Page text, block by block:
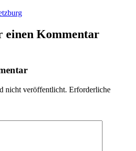
einen Kommentar
nicht veröffentlicht. Erforderliche